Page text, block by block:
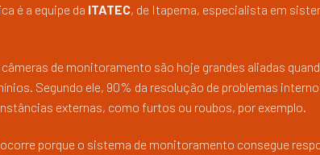
é a equipe da ITATEC, de Itapema, especialista em
câmeras de monitoramento são hoje grandes aliadas
Segundo ele, 90% da resolução de problemas
externas, como furtos ou roubos, por exemplo.
porque o sistema de monitoramento consegue